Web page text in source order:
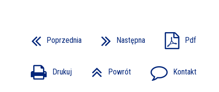
Poprzednia Następna Pdf
Drukuj Powrót Kontakt